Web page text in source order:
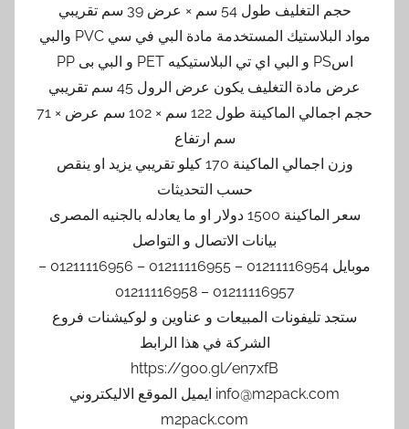
حجم التغليف طول 54 سم × عرض 39 سم تقريبي
مواد البلاستيك المستخدمة مادة البي في سي PVC والبي
اسPS و البي اي تي البلاستيكيه PET و البي بى PP
عرض مادة التغليف يكون عرض الرول 45 سم تقريبي
حجم اجمالي الماكينة طول 122 سم × 102 سم عرض × 71
سم ارتفاع
وزن اجمالي الماكينة 170 كيلو تقريبي يزيد او ينقص
حسب التحديثات
سعر الماكينة 1500 دولار او ما يعادله بالجنيه المصرى
بيانات الاتصال و التواصل
موبايل 01211116954 – 01211116955 – 01211116956 –
01211116957 – 01211116958
ستجد تليفونات المبيعات و عناوين و لوكيشنات فروع
الشركة في هذا الرابط
https://goo.gl/en7xfB
info@m2pack.com ايميل الموقع الاليكتروني
m2pack.com